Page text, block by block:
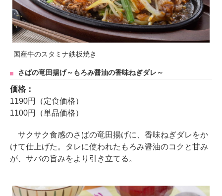
国産牛のスタミナ鉄板焼き
さばの竜田揚げ～もろみ醤油の香味ねぎダレ～
価格：
1190円（定食価格）
1100円（単品価格）
サクサク食感のさばの竜田揚げに、香味ねぎダレをか
けて仕上げた。タレに使われたもろみ醤油のコクと甘み
が、サバの旨みをより引き立てる。